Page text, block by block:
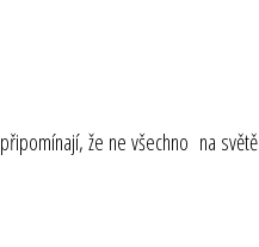
že ne všechno na